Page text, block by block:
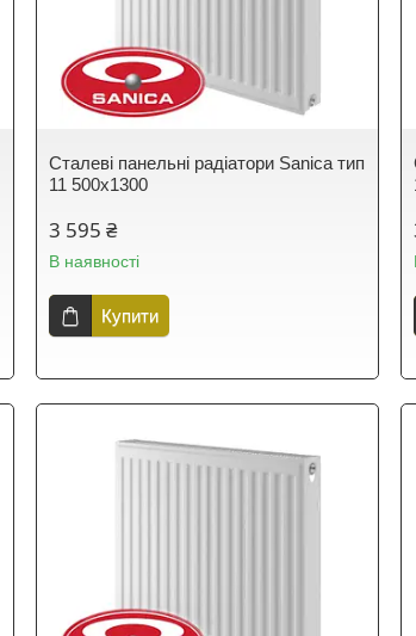
Сталеві панельні радіатори Sanica тип
11 500х1300
3 595 ₴
В наявності
Купити